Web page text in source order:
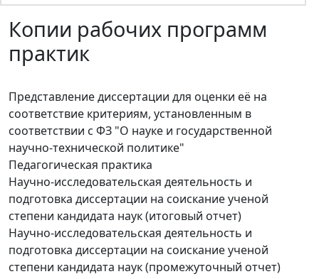
Копии рабочих программ
практик
Представление диссертации для оценки её на
соответствие критериям, установленным в
соответствии с ФЗ "О науке и государственной
научно-технической политике"
Педагогическая практика
Научно-исследовательская деятельность и
подготовка диссертации на соискание ученой
степени кандидата наук (итоговый отчет)
Научно-исследовательская деятельность и
подготовка диссертации на соискание ученой
степени кандидата наук (промежуточный отчет)